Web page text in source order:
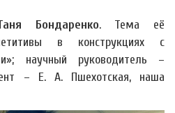
Бондаренко. Тема её
в конструкциях с
научный руководитель –
– Е. А. Пшехотская, наша